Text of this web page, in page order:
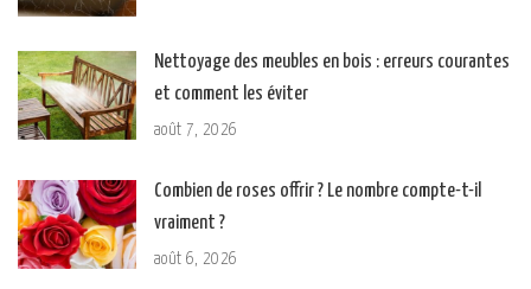
Nettoyage des meubles en bois : erreurs courantes
et comment les éviter
août 7, 2026
Combien de roses offrir ? Le nombre compte-t-il
vraiment ?
août 6, 2026